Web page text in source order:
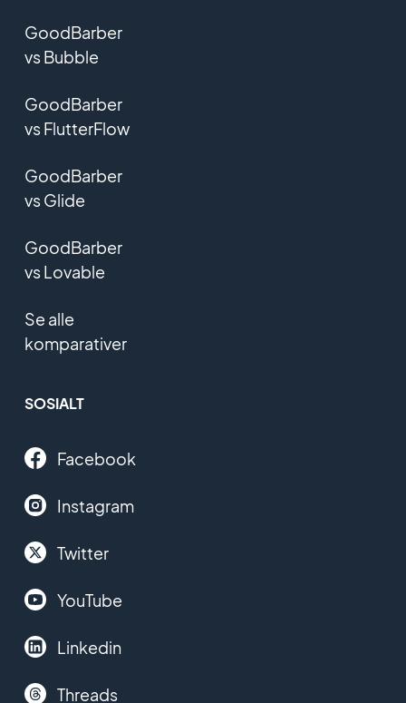
GoodBarber
vs Bubble
GoodBarber
vs FlutterFlow
GoodBarber
vs Glide
GoodBarber
vs Lovable
Se alle
komparativer
SOSIALT
Facebook
Instagram
Twitter
YouTube
Linkedin
Threads